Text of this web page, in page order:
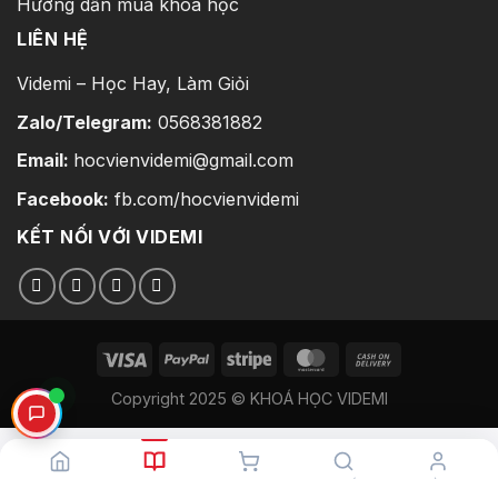
LIÊN HỆ
Videmi – Học Hay, Làm Giỏi
Zalo/Telegram: 0568381882
Email: hocvienvidemi@gmail.com
Facebook: fb.com/hocvienvidemi
KẾT NỐI VỚI VIDEMI
Copyright 2025 © KHOÁ HỌC VIDEMI